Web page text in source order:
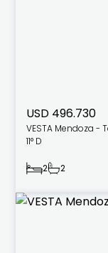
USD 496.730
VESTA Mendoza -
11° D
2 2